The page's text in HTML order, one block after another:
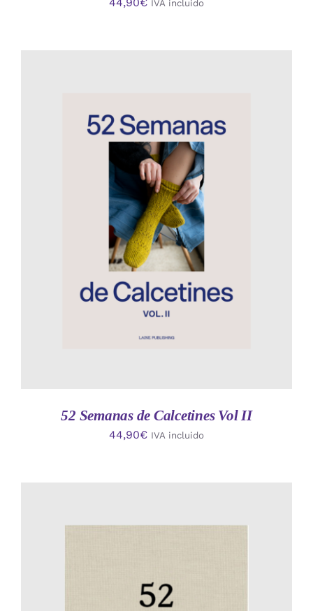
IVA incluido
AÑADIR AL CARRITO
52 Semanas de Calcetines Vol II
44,90€ IVA incluido